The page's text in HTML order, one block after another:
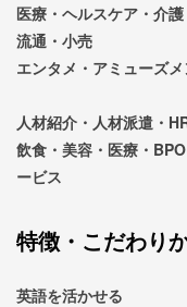
医療・ヘルスケア・介護
流通・小売
エンタメ・アミューズメ
人材紹介・人材派遣・
飲食・美容・医療・
ービス
特徴・こだわり
英語を活かせる